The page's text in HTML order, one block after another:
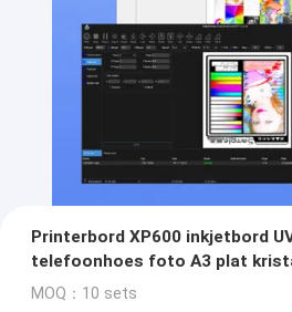
Printerbord XP600 inkjetbord
telefoonhoes foto A3 plat
printen Printer
MOQ：10 sets